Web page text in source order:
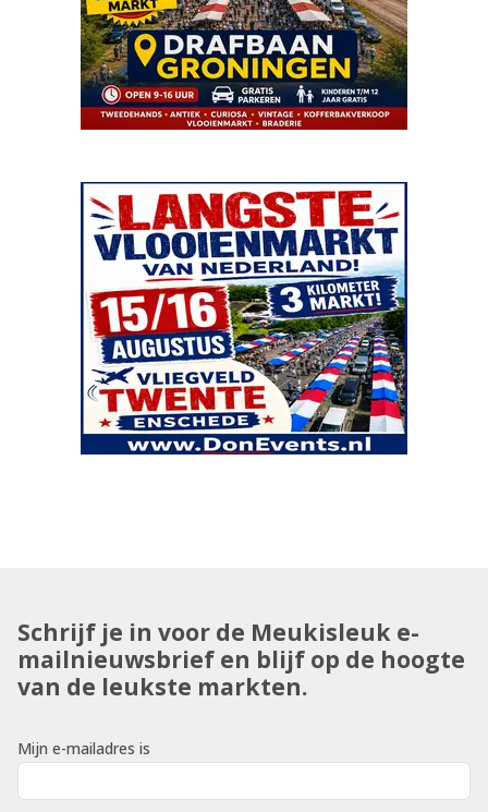
Schrijf je in voor de Meukisleuk e-
mailnieuwsbrief en blijf op de hoogte
van de leukste markten.
Mijn e-mailadres is